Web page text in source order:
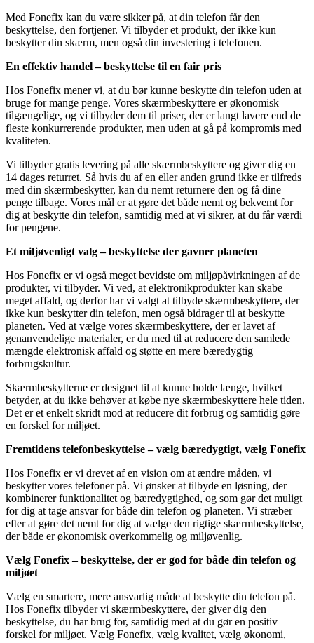
Med Fonefix kan du være sikker på, at din telefon får den
beskyttelse, den fortjener. Vi tilbyder et produkt, der ikke kun
beskytter din skærm, men også din investering i telefonen.
En effektiv handel – beskyttelse til en fair pris
Hos Fonefix mener vi, at du bør kunne beskytte din telefon uden at
bruge for mange penge. Vores skærmbeskyttere er økonomisk
tilgængelige, og vi tilbyder dem til priser, der er langt lavere end de
fleste konkurrerende produkter, men uden at gå på kompromis med
kvaliteten.
Vi tilbyder gratis levering på alle skærmbeskyttere og giver dig en
14 dages returret. Så hvis du af en eller anden grund ikke er tilfreds
med din skærmbeskytter, kan du nemt returnere den og få dine
penge tilbage. Vores mål er at gøre det både nemt og bekvemt for
dig at beskytte din telefon, samtidig med at vi sikrer, at du får værdi
for pengene.
Et miljøvenligt valg – beskyttelse der gavner planeten
Hos Fonefix er vi også meget bevidste om miljøpåvirkningen af de
produkter, vi tilbyder. Vi ved, at elektronikprodukter kan skabe
meget affald, og derfor har vi valgt at tilbyde skærmbeskyttere, der
ikke kun beskytter din telefon, men også bidrager til at beskytte
planeten. Ved at vælge vores skærmbeskyttere, der er lavet af
genanvendelige materialer, er du med til at reducere den samlede
mængde elektronisk affald og støtte en mere bæredygtig
forbrugskultur.
Skærmbeskytterne er designet til at kunne holde længe, hvilket
betyder, at du ikke behøver at købe nye skærmbeskyttere hele tiden.
Det er et enkelt skridt mod at reducere dit forbrug og samtidig gøre
en forskel for miljøet.
Fremtidens telefonbeskyttelse – vælg bæredygtigt, vælg Fonefix
Hos Fonefix er vi drevet af en vision om at ændre måden, vi
beskytter vores telefoner på. Vi ønsker at tilbyde en løsning, der
kombinerer funktionalitet og bæredygtighed, og som gør det muligt
for dig at tage ansvar for både din telefon og planeten. Vi stræber
efter at gøre det nemt for dig at vælge den rigtige skærmbeskyttelse,
der både er økonomisk overkommelig og miljøvenlig.
Vælg Fonefix – beskyttelse, der er god for både din telefon og
miljøet
Vælg en smartere, mere ansvarlig måde at beskytte din telefon på.
Hos Fonefix tilbyder vi skærmbeskyttere, der giver dig den
beskyttelse, du har brug for, samtidig med at du gør en positiv
forskel for miljøet. Vælg Fonefix, vælg kvalitet, vælg økonomi,